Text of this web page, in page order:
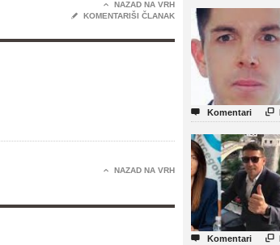

NAZAD NA VRH
✎
KOMENTARIŠI ČLANAK
 NAZAD NA VRH
 Komentari 
 Komentari 